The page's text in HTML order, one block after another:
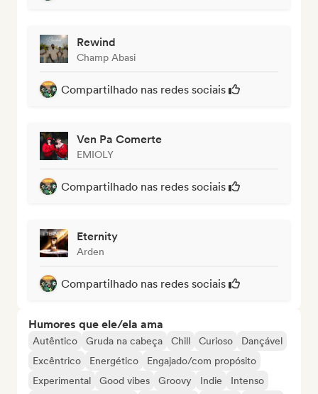
Rewind
Champ Abasi
Compartilhado nas redes sociais
Ven Pa Comerte
EMIOLY
Compartilhado nas redes sociais
Eternity
Arden
Compartilhado nas redes sociais
Humores que ele/ela ama
Autêntico Gruda na cabeça Chill Curioso
Dançável
Excêntrico
Energético
Engajado/com propósito
Experimental
Good vibes Groovy Indie
Intenso